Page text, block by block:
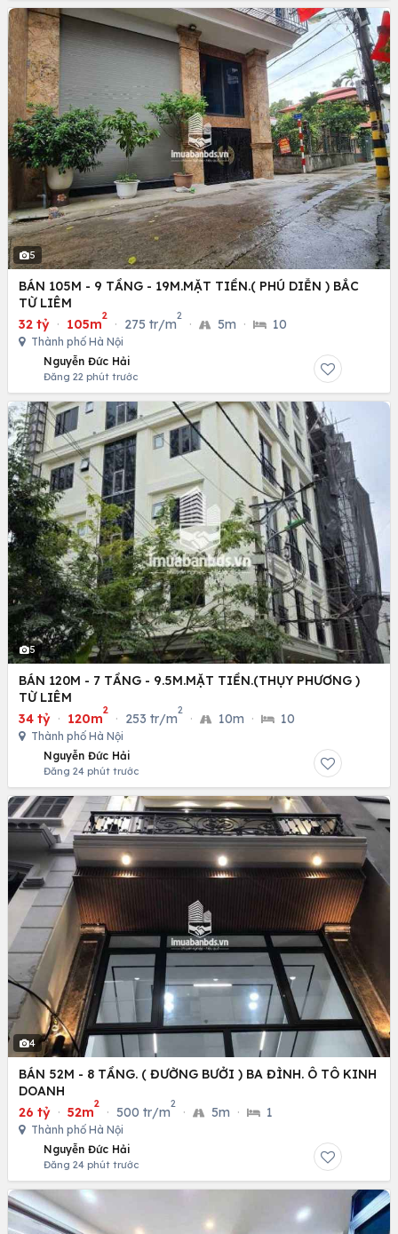
5
BÁN 105M - 9 TẦNG - 19M.MẶT TIỀN.( PHÚ DIỄN ) BẮC
TỪ LIÊM
32 tỷ · 105m
2
· 275 tr/m
2
· 5m · 10
Thành phố Hà Nội
Nguyễn Đức Hải
Đăng 22 phút trước
5
BÁN 120M - 7 TẦNG - 9.5M.MẶT TIỀN.(THỤY PHƯƠNG )
TỪ LIÊM
34 tỷ · 120m
2
· 253 tr/m
2
· 10m · 10
Thành phố Hà Nội
Nguyễn Đức Hải
Đăng 24 phút trước
4
BÁN 52M - 8 TẦNG. ( ĐƯỜNG BƯỞI ) BA ĐÌNH. Ô TÔ KINH
DOANH
26 tỷ · 52m
2
· 500 tr/m
2
· 5m · 1
Thành phố Hà Nội
Nguyễn Đức Hải
Đăng 24 phút trước